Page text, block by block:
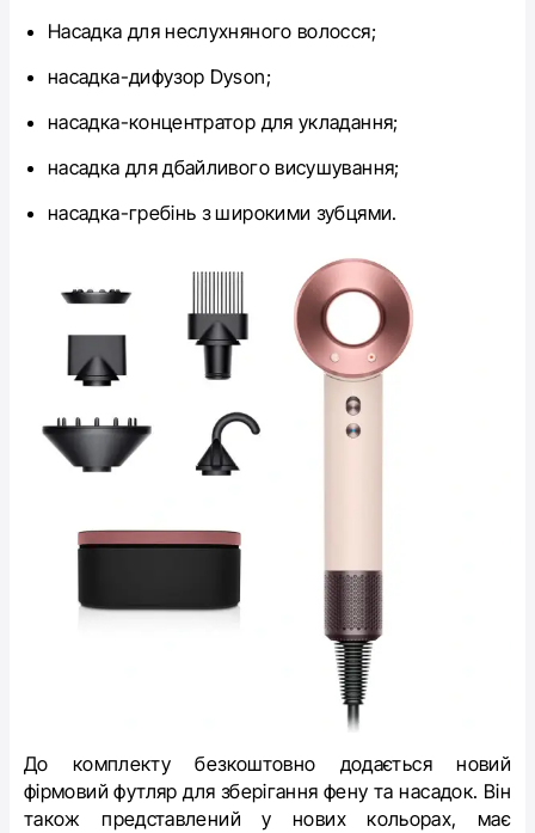
Насадка для неслухняного волосся;
насадка-дифузор Dyson;
насадка-концентратор для укладання;
насадка для дбайливого висушування;
насадка-гребінь з широкими зубцями.
До комплекту безкоштовно додається новий
фірмовий футляр для зберігання фену та насадок. Він
також представлений у нових кольорах, має